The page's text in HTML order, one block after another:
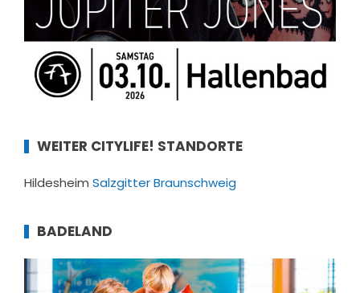
WEITER CITYLIFE! STANDORTE
Hildesheim SalzgitterBraunschweig
BADELAND